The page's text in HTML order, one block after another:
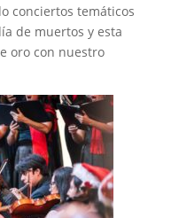
conciertos temáticos
de muertos y esta
oro con nuestro